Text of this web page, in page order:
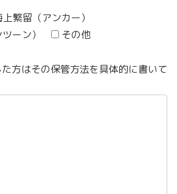
上繁留（アンカー）
ーン）
その他
方はその保管方法を具体的に書いて